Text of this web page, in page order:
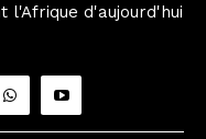
l'Afrique d'aujourd'hui